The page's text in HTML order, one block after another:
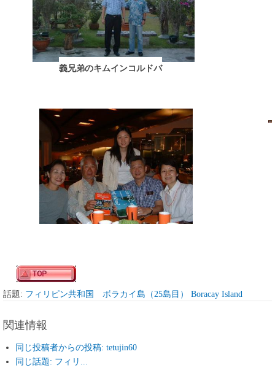
義兄弟のキムインコルドバ
話題: フィリピン共和国 ボラカイ島（25島目） Boracay Island
関連情報
同じ投稿者からの投稿: tetujin60
同じ話題: フィリ...